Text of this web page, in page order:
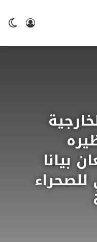
تسجيل
بيانا
للصحراء